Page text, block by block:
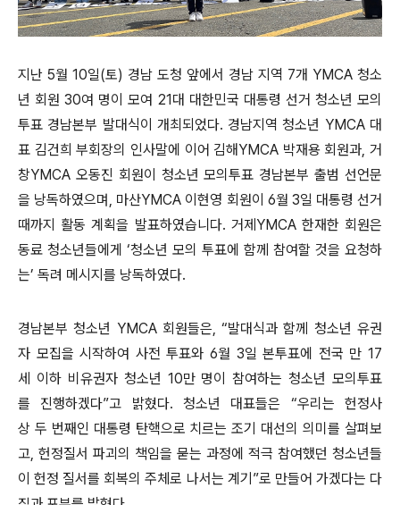
지난 5월 10일(토) 경남 도청 앞에서 경남 지역 7개 YMCA 청소
년 회원 30여 명이 모여 21대 대한민국 대통령 선거 청소년 모의
투표 경남본부 발대식이 개최되었다. 경남지역 청소년 YMCA 대
표 김건희 부회장의 인사말에 이어 김해YMCA 박재용 회원과, 거
창YMCA 오동진 회원이 청소년 모의투표 경남본부 출범 선언문
을 낭독하였으며, 마산YMCA 이현영 회원이 6월 3일 대통령 선거
때까지 활동 계획을 발표하였습니다. 거제YMCA 한재한 회원은
동료 청소년들에게 ‘청소년 모의 투표에 함께 참여할 것을 요청하
는’ 독려 메시지를 낭독하였다.
경남본부 청소년 YMCA 회원들은, “발대식과 함께 청소년 유권
자 모집을 시작하여 사전 투표와 6월 3일 본투표에 전국 만 17
세 이하 비유권자 청소년 10만 명이 참여하는 청소년 모의투표
를 진행하겠다”고 밝혔다. 청소년 대표들은 “우리는 헌정사
상 두 번째인 대통령 탄핵으로 치르는 조기 대선의 의미를 살펴보
고, 헌정질서 파괴의 책임을 묻는 과정에 적극 참여했던 청소년들
이 헌정 질서를 회복의 주체로 나서는 계기”로 만들어 가겠다는 다